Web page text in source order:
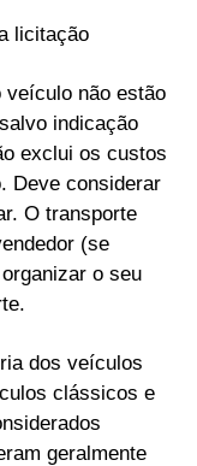
licitação
veículo não estão
indicação
exclui os custos
Deve considerar
O transporte
(se
o seu
dos veículos
clássicos e
geralmente